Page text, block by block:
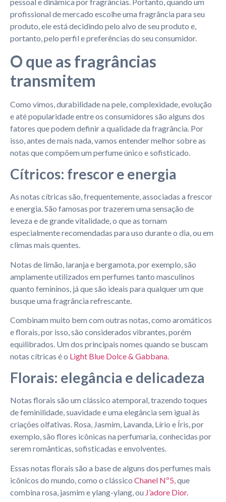
pessoal e dinâmica por fragrâncias. Portanto, quando um
profissional de mercado escolhe uma fragrância para seu
produto, ele está decidindo pelo alvo de seu produto e,
portanto, pelo perfil e preferências do seu consumidor.
O que as fragrâncias
transmitem
Como vimos, durabilidade na pele, complexidade, evolução
e até popularidade entre os consumidores são alguns dos
fatores que podem definir a qualidade da fragrância. Por
isso, antes de mais nada, vamos entender melhor sobre as
notas que compõem um perfume único e sofisticado.
Cítricos: frescor e energia
As notas cítricas são, frequentemente, associadas a frescor
e energia. São famosas por trazerem uma sensação de
leveza e de grande vitalidade, o que as tornam
especialmente recomendadas para uso durante o dia, ou em
climas mais quentes.
Notas de limão, laranja e bergamota, por exemplo, são
amplamente utilizados em perfumes tanto masculinos
quanto femininos, já que são ideais para qualquer um que
busque uma fragrância refrescante.
Combinam muito bem com outras notas, como aromáticos
e florais, por isso, são considerados vibrantes, porém
equilibrados. Um dos principais nomes quando se buscam
notas cítricas é o Light Blue Dolce & Gabbana.
Florais: elegância e delicadeza
Notas florais são um clássico atemporal, trazendo toques
de feminilidade, suavidade e uma elegância sem igual às
criações olfativas. Rosa, Jasmim, Lavanda, Lírio e Íris, por
exemplo, são flores icônicas na perfumaria, conhecidas por
serem românticas, sofisticadas e envolventes.
Essas notas florais são a base de alguns dos perfumes mais
icônicos do mundo, como o clássico Chanel Nº5,que
combina rosa, jasmim e ylang-ylang, ou J’adore Dior.